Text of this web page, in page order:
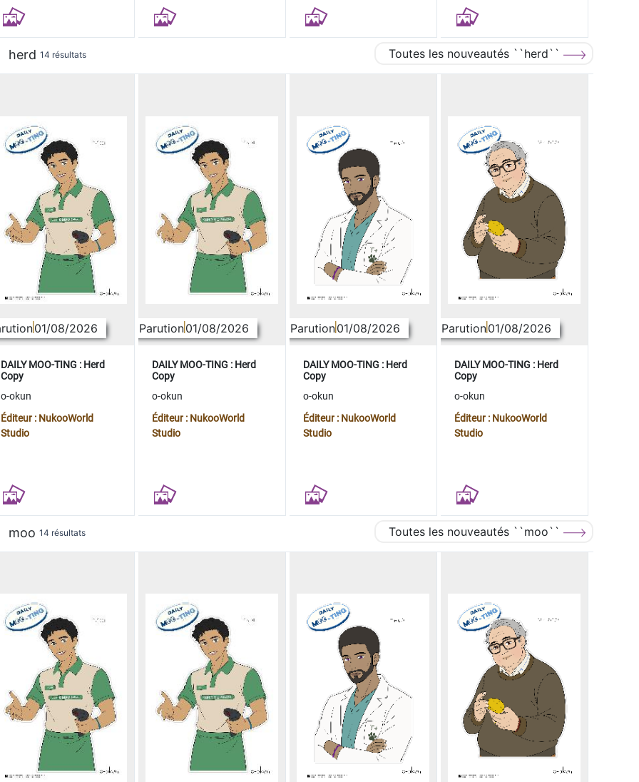
herd 14 résultats Toutes les nouveautés ``herd``
01/08/2026
DAILY MOO-TING : Herd
Copy
o-okun
Éditeur : NukooWorld
Studio
Parution01/08/2026
DAILY MOO-TING : Herd
Copy
o-okun
Éditeur : NukooWorld
Studio
Parution01/08/2026
DAILY MOO-TING : Herd
Copy
o-okun
Éditeur : NukooWorld
Studio
Parution01/08/2026
DAILY MOO-TING : Herd
Copy
o-okun
Éditeur : NukooWorld
Studio
moo 14 résultats Toutes les nouveautés ``moo``